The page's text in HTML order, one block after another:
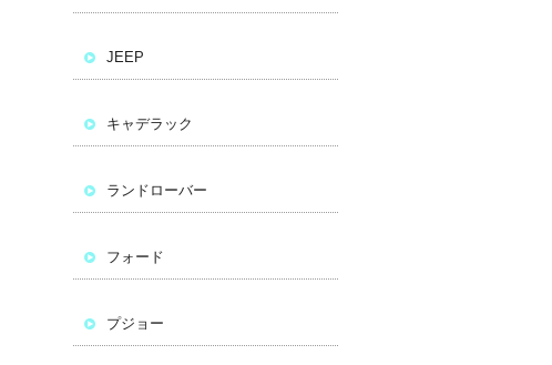
JEEP
キャデラック
ランドローバー
フォード
プジョー